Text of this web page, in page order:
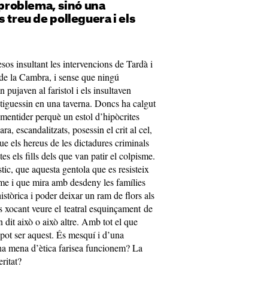
sinó una
treu de polleguera i els
insultant les intervencions de Tardà i
la Cambra, i sense que ningú
pujaven al faristol i els insultaven
en una taverna. Doncs ha calgut
perquè un estol d’hipòcrites
escandalitzats, posessin el crit al cel,
els hereus de les dictadures criminals
els fills dels que van patir el colpisme.
que aquesta gentola que es resisteix
i que mira amb desdeny les famílies
i poder deixar un ram de flors als
xocant veure el teatral esquinçament de
dit això o això altre. Amb tot el que
ser aquest. És mesquí i d’una
mena d’ètica farisea funcionem? La